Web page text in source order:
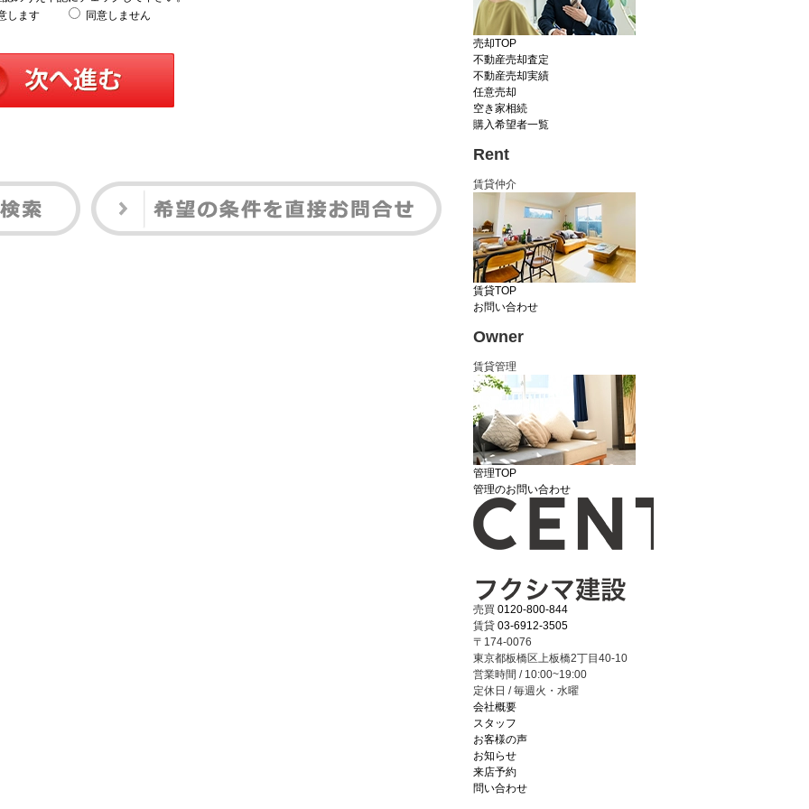
します
同意しません
売却TOP
不動産売却査定
不動産売却実績
任意売却
空き家相続
購入希望者一覧
Rent
賃貸仲介
賃貸TOP
お問い合わせ
Owner
賃貸管理
管理TOP
管理のお問い合わせ
売買 0120-800-844
賃貸 03-6912-3505
〒174-0076
東京都板橋区上板橋2丁目40-10
営業時間 / 10:00~19:00
定休日 / 毎週火・水曜
会社概要
スタッフ
お客様の声
お知らせ
来店予約
問い合わせ